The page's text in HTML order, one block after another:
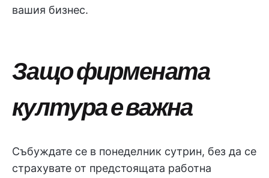
вашия бизнес.
Защо фирмената
култура е важна
Събуждате се в понеделник сутрин, без да се
страхувате от предстоящата работна